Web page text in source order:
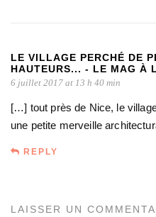
LE VILLAGE PERCHÉ DE
HAUTEURS... - LE MAG À
6 juillet 2017 at 13 h 40 min
[…] tout près de Nice, le
une petite merveille
REPLY
LAISSER UN